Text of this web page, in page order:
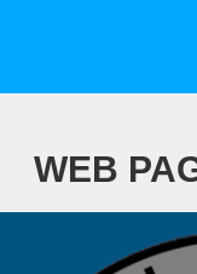
WEB